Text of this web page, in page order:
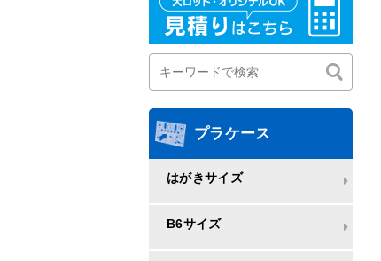
プラケース
はがきサイズ
B6サイズ